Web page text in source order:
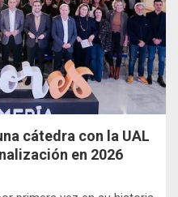
cátedra con la UAL
en 2026